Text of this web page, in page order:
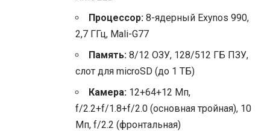
Процессор: 8-ядерный Exynos 990,
2,7 ГГц, Mali-G77
Память: 8/12 ОЗУ, 128/512 ГБ ПЗУ,
слот для microSD (до 1 ТБ)
Камера: 12+64+12 Мп,
f/2.2+f/1.8+f/2.0 (основная тройная), 10
Мп, f/2.2 (фронтальная)